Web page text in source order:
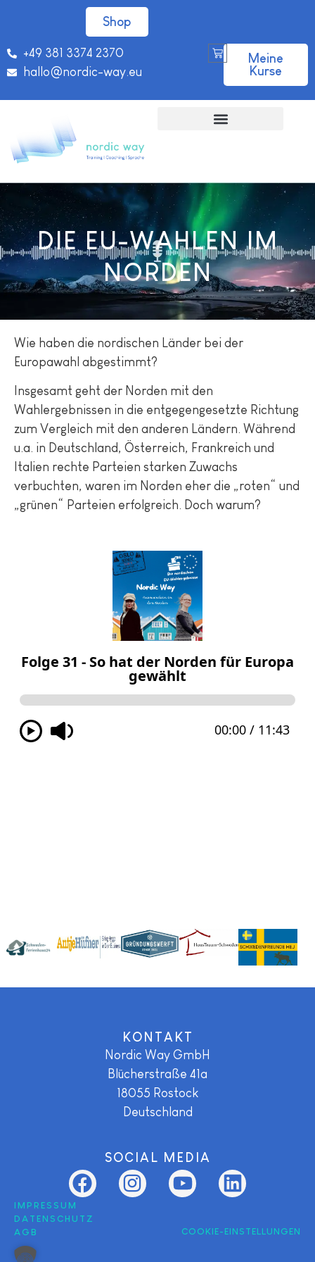
Shop
Meine
Kurse
+49 381 3374 2370
hallo@nordic-way.eu
DIE EU-WAHLEN IM
NORDEN
Wie haben die nordischen Länder bei der
Europawahl abgestimmt?
Insgesamt geht der Norden mit den
Wahlergebnissen in die entgegengesetzte Richtung
zum Vergleich mit den anderen Ländern. Während
u.a. in Deutschland, Österreich, Frankreich und
Italien rechte Parteien starken Zuwachs
verbuchten, waren im Norden eher die „roten“ und
„grünen“ Parteien erfolgreich. Doch warum?
KONTAKT
Nordic Way GmbH
Blücherstraße 41a
18055 Rostock
Deutschland
SOCIAL MEDIA
IMPRESSUM
DATENSCHUTZ
AGB
COOKIE-EINSTELLUNGEN